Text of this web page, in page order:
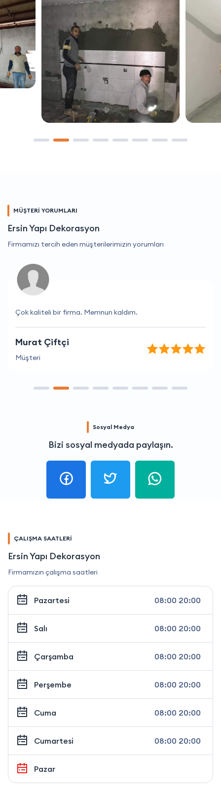
MÜŞTERİ YORUMLARI
Ersin Yapı Dekorasyon
Firmamızı tercih eden müşterilerimizin yorumları
Çok kaliteli bir firma. Memnun kaldım.
Murat Çiftçi
Müşteri
Sosyal Medya
Bizi sosyal medyada paylaşın.
ÇALIŞMA SAATLERİ
Ersin Yapı Dekorasyon
Firmamızın çalışma saatleri
Pazartesi 08:00 20:00
Salı 08:00 20:00
Çarşamba 08:00 20:00
Perşembe 08:00 20:00
Cuma 08:00 20:00
Cumartesi 08:00 20:00
Pazar